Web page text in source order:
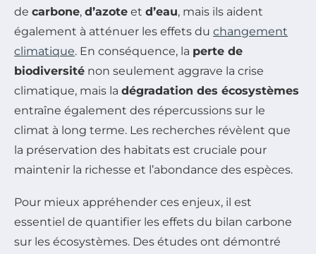
de carbone, d’azote et d’eau, mais ils aident
également à atténuer les effets du changement
climatique. En conséquence, la perte de
biodiversité non seulement aggrave la crise
climatique, mais la dégradation des écosystèmes
entraîne également des répercussions sur le
climat à long terme. Les recherches révèlent que
la préservation des habitats est cruciale pour
maintenir la richesse et l’abondance des espèces.
Pour mieux appréhender ces enjeux, il est
essentiel de quantifier les effets du bilan carbone
sur les écosystèmes. Des études ont démontré